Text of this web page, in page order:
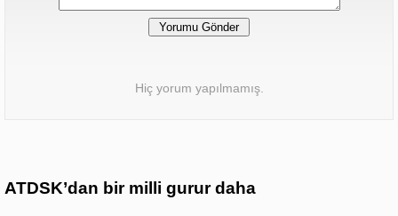
Hiç yorum yapılmamış.
ATDSK’dan bir milli gurur daha